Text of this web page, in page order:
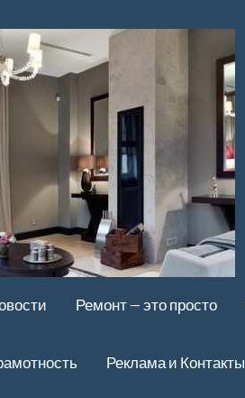
Ремонт — это просто
Реклама и Контакты